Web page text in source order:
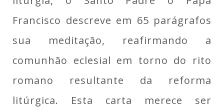
Francisco descreve em 65 parágrafos
sua meditação, reafirmando a
comunhão eclesial em torno do rito
romano resultante da reforma
litúrgica. Esta carta merece ser